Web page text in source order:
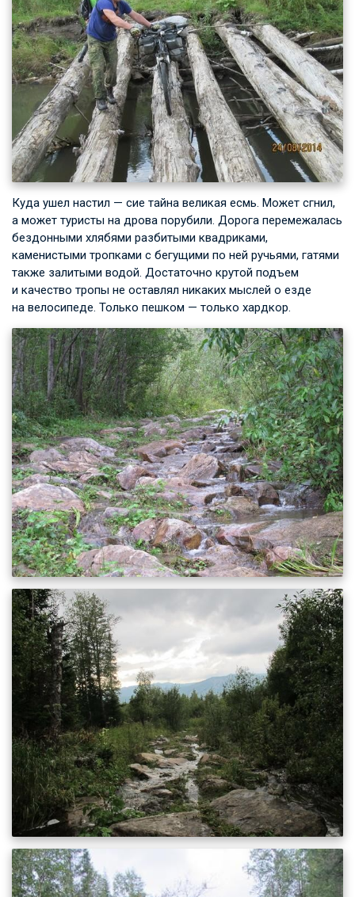
Куда ушел настил — сие тайна великая есмь. Может сгнил,
а может туристы на дрова порубили. Дорога перемежалась
бездонными хлябями разбитыми квадриками,
каменистыми тропками с бегущими по ней ручьями, гатями
также залитыми водой. Достаточно крутой подъем
и качество тропы не оставлял никаких мыслей о езде
на велосипеде. Только пешком — только хардкор.